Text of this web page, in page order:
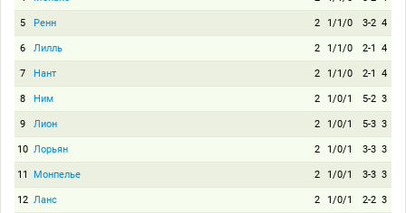
5 Ренн 2 1/1/0 3-2 4
6 Лилль 2 1/1/0 2-1 4
7 Нант 2 1/1/0 2-1 4
8 Ним 2 1/0/1 5-2 3
9 Лион 2 1/0/1 5-3 3
10 Лорьян 2 1/0/1 3-3 3
11 Монпелье 2 1/0/1 3-3 3
12 Ланс 2 1/0/1 2-2 3